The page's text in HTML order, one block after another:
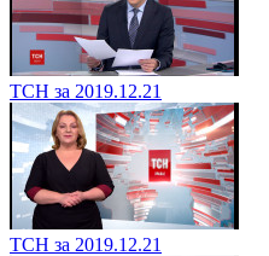
ТСН за 2019.12.21
ТСН за 2019.12.21